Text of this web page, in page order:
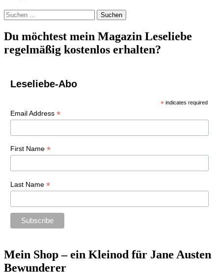
Suchen
nach:
Du möchtest mein Magazin Leseliebe
regelmäßig kostenlos erhalten?
Leseliebe-Abo
* indicates required
Email Address *
First Name *
Last Name *
Mein Shop – ein Kleinod für Jane Austen
Bewunderer